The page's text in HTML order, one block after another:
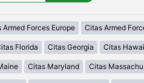
Armed Forces Europe Citas Armed
Florida Citas Georgia Citas
Citas Maryland Citas